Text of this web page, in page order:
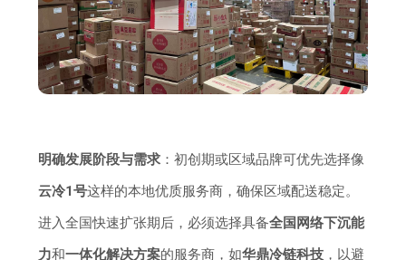
明确发展阶段与需求 ：初创期或区域品牌可优先选择像
云冷1号这样的本地优质服务商，确保区域配送稳定。
进入全国快速扩张期后，必须选择具备全国网络下沉能
力和一体化解决方案的服务商，如华鼎冷链科技 ，以避